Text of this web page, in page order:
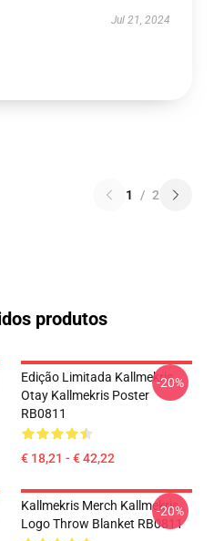
Jul 21, 2024
1 / 2
produtos
Edição Limitada Kallmekris
Otay Kallmekris Poster
RB0811
€ 18,21 - € 42,22
-20%
Kallmekris Merch Kallmekris
Logo Throw Blanket RB0811
-20%